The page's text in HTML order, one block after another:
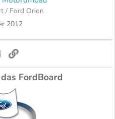
/ Ford Orion
2012
E-Mail
FordBoard